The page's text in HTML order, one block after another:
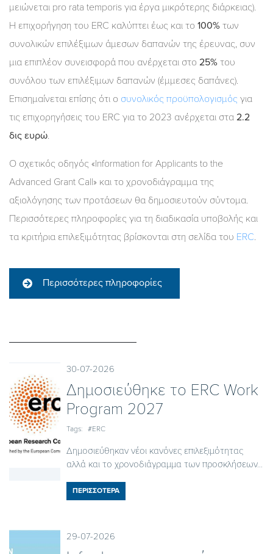
μειώνεται pro rata temporis για έργα μικρότερης διάρκειας).
Η επιχορήγηση του ERC καλύπτει έως και το 100% των
συνολικών επιλέξιμων άμεσων δαπανών της έρευνας, συν
μια επιπλέον συνεισφορά που ανέρχεται στο 25% του
συνόλου των επιλέξιμων δαπανών (έμμεσες δαπάνες).
Επισημαίνεται επίσης ότι ο συνολικός προϋπολογισμός για
τις επιχορηγήσεις του ERC για το 2023 ανέρχεται στα 2.2
δις ευρώ.
Ο σχετικός οδηγός «Information for Applicants to the
Advanced Grant Call» και το χρονοδιάγραμμα της
αξιολόγησης των προτάσεων θα δημοσιευτούν σύντομα.
Περισσότερες πληροφορίες για τη διαδικασία υποβολής και
τα κριτήρια επιλεξιμότητας βρίσκονται στη σελίδα του ERC.
Περισσότερες πληροφορίες
30-07-2026
Δημοσιεύθηκε το ΕRC Work
Program 2027
Tags: #ERC
Δημοσιεύθηκαν νέοι κανόνες επιλεξιμότητας
αλλά και το χρονοδιάγραμμα των προσκλήσεων...
ΠΕΡΙΣΣΟΤΕΡΑ
29-07-2026